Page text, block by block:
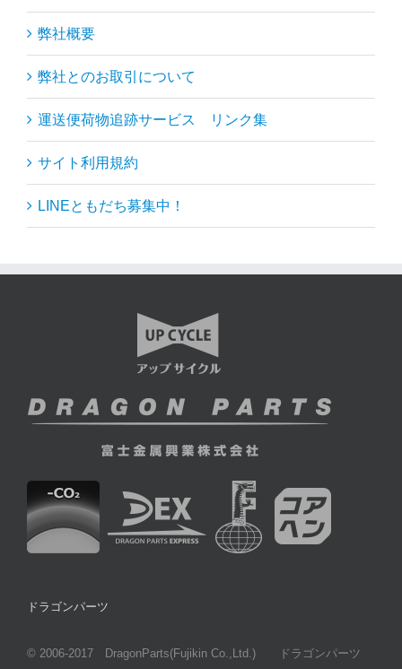
弊社概要
弊社とのお取引について
運送便荷物追跡サービス リンク集
サイト利用規約
LINEともだち募集中！
ドラゴンパーツ
© 2006-2017 DragonParts(Fujikin Co.,Ltd.) ドラゴンパーツ